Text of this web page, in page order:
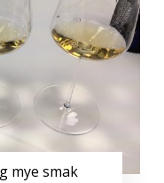
mye smak